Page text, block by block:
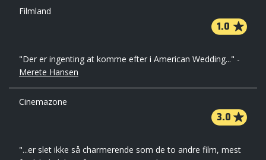
Filmland
1.0
"Der er ingenting at komme efter i American Wedding..." -
Merete Hansen
Cinemazone
3.0
"...er slet ikke så charmerende som de to andre film, mest